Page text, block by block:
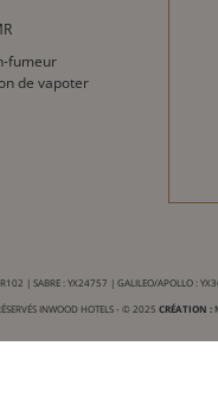
fumeur
de vapoter
| SABRE : YX24757 | GALILEO/APOLLO :
INWOOD HOTELS - © 2025 CRÉATION :